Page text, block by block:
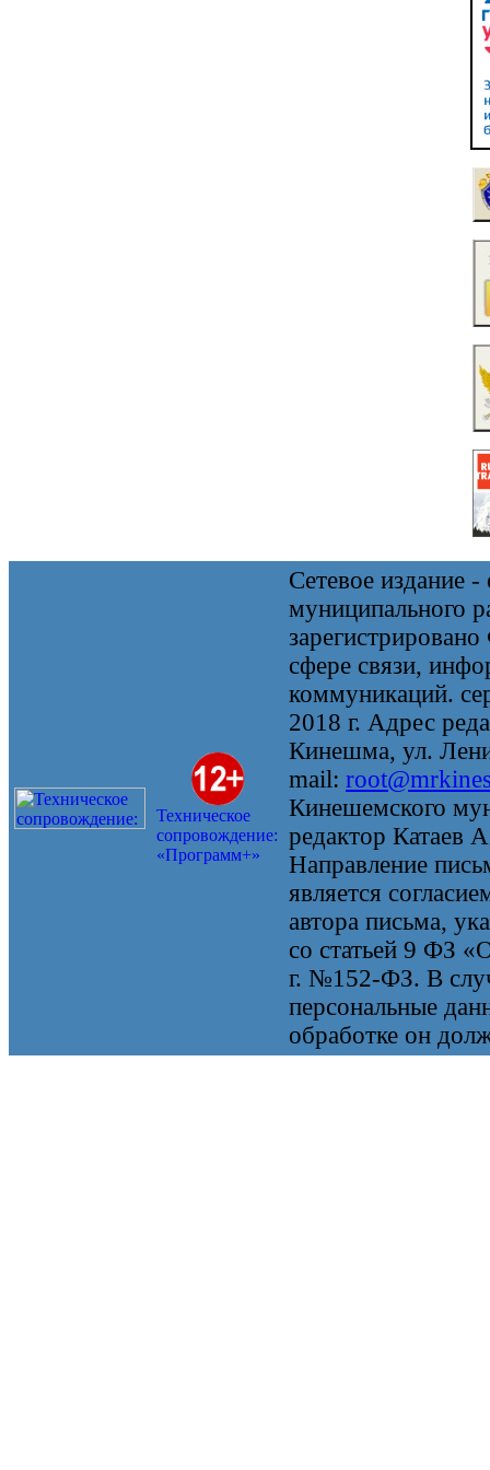
Техническое
сопровождение:
«Программ+»
Сетевое издание
муниципального
сфере связи,
коммуникаций.
2018 г. Адрес
Кинешма, ул.
mail:
Кинешемского
редактор Катаев
Направление
является
автора письма,
со статьей 9 ФЗ
г. №152-ФЗ. В
персональные
обработке он